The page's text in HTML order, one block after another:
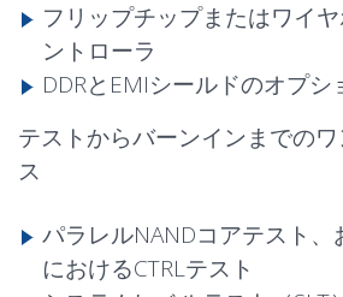
フリップチップまたはワイ
ントローラ
DDRとEMIシールドのオプシ
テストからバーンインまでの
ス
パラレルNANDコアテスト、
におけるCTRLテスト